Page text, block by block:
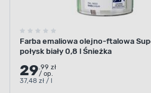
Farba emaliowa olejno-ftalowa
połysk biały 0,8 l Śnieżka
29.99 zł
/ op.
37,48 zł / l